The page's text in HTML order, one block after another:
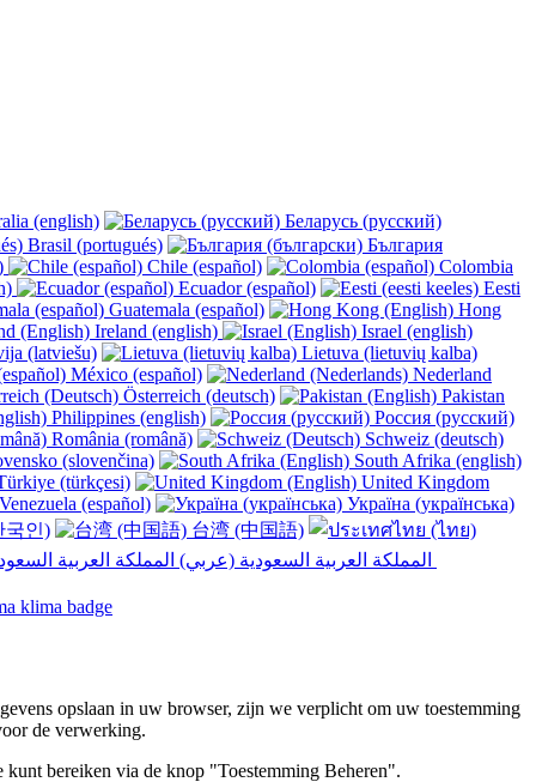
(english)
Беларусь (русский)
Brasil (portugués)
България
Chile (español)
Colombia
Ecuador (español)
Eesti
Guatemala (español)
Hong
Ireland (english)
Israel (english)
(latviešu)
Lietuva (lietuvių kalba)
México (español)
Nederland
Österreich (deutsch)
Pakistan
Philippines (english)
Россия (русский)
România (română)
Schweiz (deutsch)
(slovenčina)
South Afrika (english)
(türkçesi)
United Kingdom
Venezuela (español)
Україна (українська)
국인)
台湾 (中国語)
opslaan in uw browser, zijn we verplicht om uw toestemming
de verwerking.
bereiken via de knop "Toestemming Beheren".